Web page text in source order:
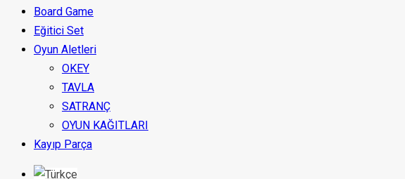
Board Game
Eğitici Set
Oyun Aletleri
OKEY
TAVLA
SATRANÇ
OYUN KAĞITLARI
Kayıp Parça